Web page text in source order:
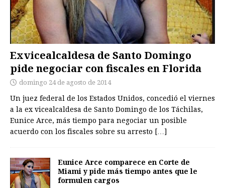
Exvicealcaldesa de Santo Domingo
pide negociar con fiscales en Florida
domingo 24 de agosto de 2014
Un juez federal de los Estados Unidos, concedió el viernes
a la ex vicealcaldesa de Santo Domingo de los Táchilas,
Eunice Arce, más tiempo para negociar un posible
acuerdo con los fiscales sobre su arresto […]
Eunice Arce comparece en Corte de
Miami y pide más tiempo antes que le
formulen cargos